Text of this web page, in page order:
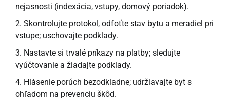
nejasnosti (indexácia, vstupy, domový poriadok).
Skontrolujte protokol, odfoťte stav bytu a meradiel pri
vstupe; uschovajte podklady.
Nastavte si trvalé príkazy na platby; sledujte
vyúčtovanie a žiadajte podklady.
Hlásenie porúch bezodkladne; udržiavajte byt s
ohľadom na prevenciu škôd.